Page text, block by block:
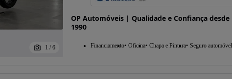
1 / 6
OP Automóveis | Qualidade e Confiança desde
1990
Financiamento Oficina Chapa e Pintura Seguro automóvel